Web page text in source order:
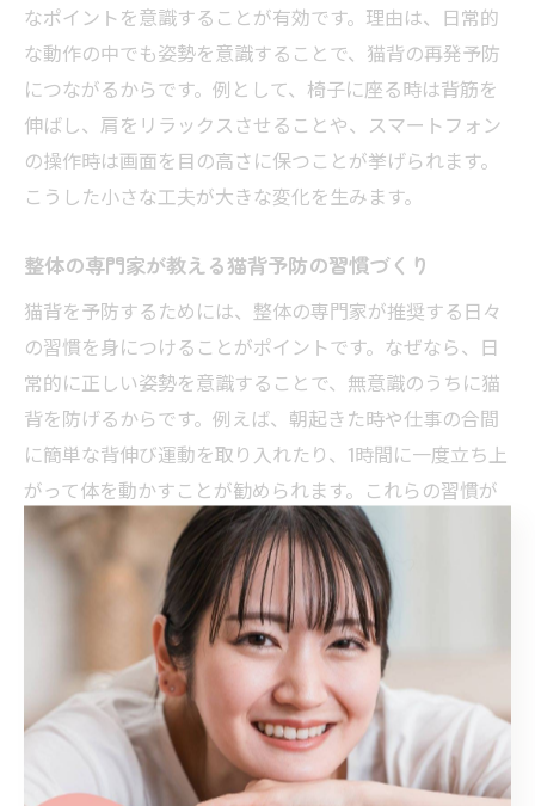
なポイントを意識することが有効です。理由は、日常的
な動作の中でも姿勢を意識することで、猫背の再発予防
につながるからです。例として、椅子に座る時は背筋を
伸ばし、肩をリラックスさせることや、スマートフォン
の操作時は画面を目の高さに保つことが挙げられます。
こうした小さな工夫が大きな変化を生みます。
整体の専門家が教える猫背予防の習慣づくり
猫背を予防するためには、整体の専門家が推奨する日々
の習慣を身につけることがポイントです。なぜなら、日
常的に正しい姿勢を意識することで、無意識のうちに猫
背を防げるからです。例えば、朝起きた時や仕事の合間
に簡単な背伸び運動を取り入れたり、1時間に一度立ち上
がって体を動かすことが勧められます。これらの習慣が
健康的な姿勢の維持に役立ちます。
整体とセルフケアの組み合わせ効果を徹底解説
整体の施術とセルフケアを組み合わせることで、猫背矯
正の効果はより高まります。理由は、プロによる矯正で
身体の土台を整え、セルフケアで維持・補強できるから
です。実際、整体での姿勢分析や個別指導を受けた後、
日々のストレッチや姿勢意識を継続することで、猫背の